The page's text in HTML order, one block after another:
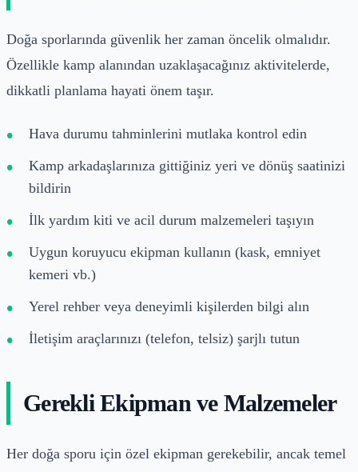
Doğa sporlarında güvenlik her zaman öncelik olmalıdır.
Özellikle kamp alanından uzaklaşacağınız aktivitelerde,
dikkatli planlama hayati önem taşır.
Hava durumu tahminlerini mutlaka kontrol edin
Kamp arkadaşlarınıza gittiğiniz yeri ve dönüş saatinizi
bildirin
İlk yardım kiti ve acil durum malzemeleri taşıyın
Uygun koruyucu ekipman kullanın (kask, emniyet
kemeri vb.)
Yerel rehber veya deneyimli kişilerden bilgi alın
İletişim araçlarınızı (telefon, telsiz) şarjlı tutun
Gerekli Ekipman ve Malzemeler
Her doğa sporu için özel ekipman gerekebilir, ancak temel